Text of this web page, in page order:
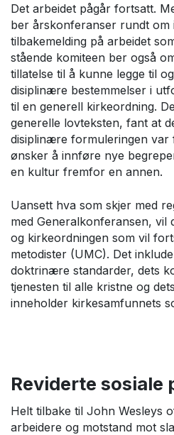
Det arbeidet pågår fortsatt.
ber årskonferanser rundt om
tilbakemelding på arbeidet
stående komiteen ber også
tillatelse til å kunne legge til
disiplinære bestemmelser i
til en generell kirkeordning.
generelle lovteksten, fant at
disiplinære formuleringen var
ønsker å innføre nye
en kultur fremfor en annen.
Uansett hva som skjer med
med Generalkonferansen,
og kirkeordningen som vil
metodister (UMC). Det
doktrinære standarder, dets
tjenesten til alle kristne og
inneholder kirkesamfunnets
Reviderte sosiale
Helt tilbake til John Wesleys
arbeidere og motstand mot